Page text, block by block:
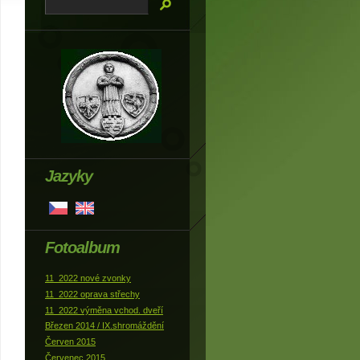
Jazyky
Fotoalbum
11_2022 nové zvonky
11_2022 oprava střechy
11_2022 výměna vchod. dveří
Březen 2014 / IX.shromáždění
Červen 2015
Červenec 2015